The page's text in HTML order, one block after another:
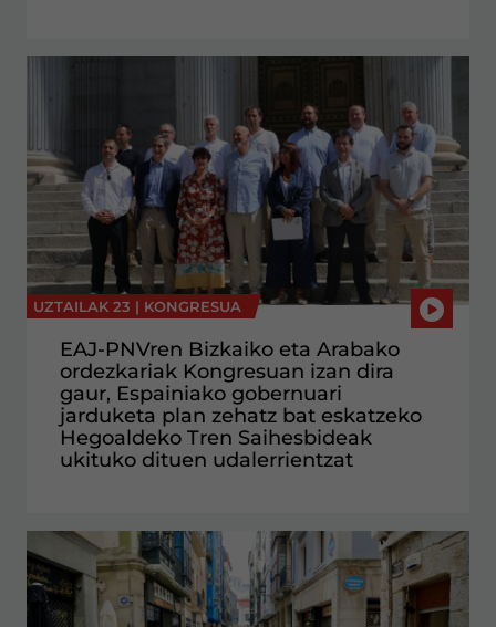
UZTAILAK 23 | KONGRESUA
EAJ-PNVren Bizkaiko eta Arabako
ordezkariak Kongresuan izan dira
gaur, Espainiako gobernuari
jarduketa plan zehatz bat eskatzeko
Hegoaldeko Tren Saihesbideak
ukituko dituen udalerrientzat